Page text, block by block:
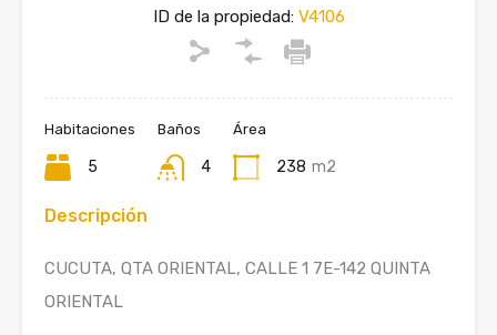
ID de la propiedad:V4106
Habitaciones
5
Baños
4
Área
238 m2
Descripción
CUCUTA, QTA ORIENTAL, CALLE 1 7E-142 QUINTA
ORIENTAL